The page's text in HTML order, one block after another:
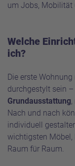
um Jobs, Mobilität
Welche
ich?
Die erste
durchgestylt sein
Grundausstattung
Nach und nach
individuell
wichtigsten Möbel,
Raum für Raum.